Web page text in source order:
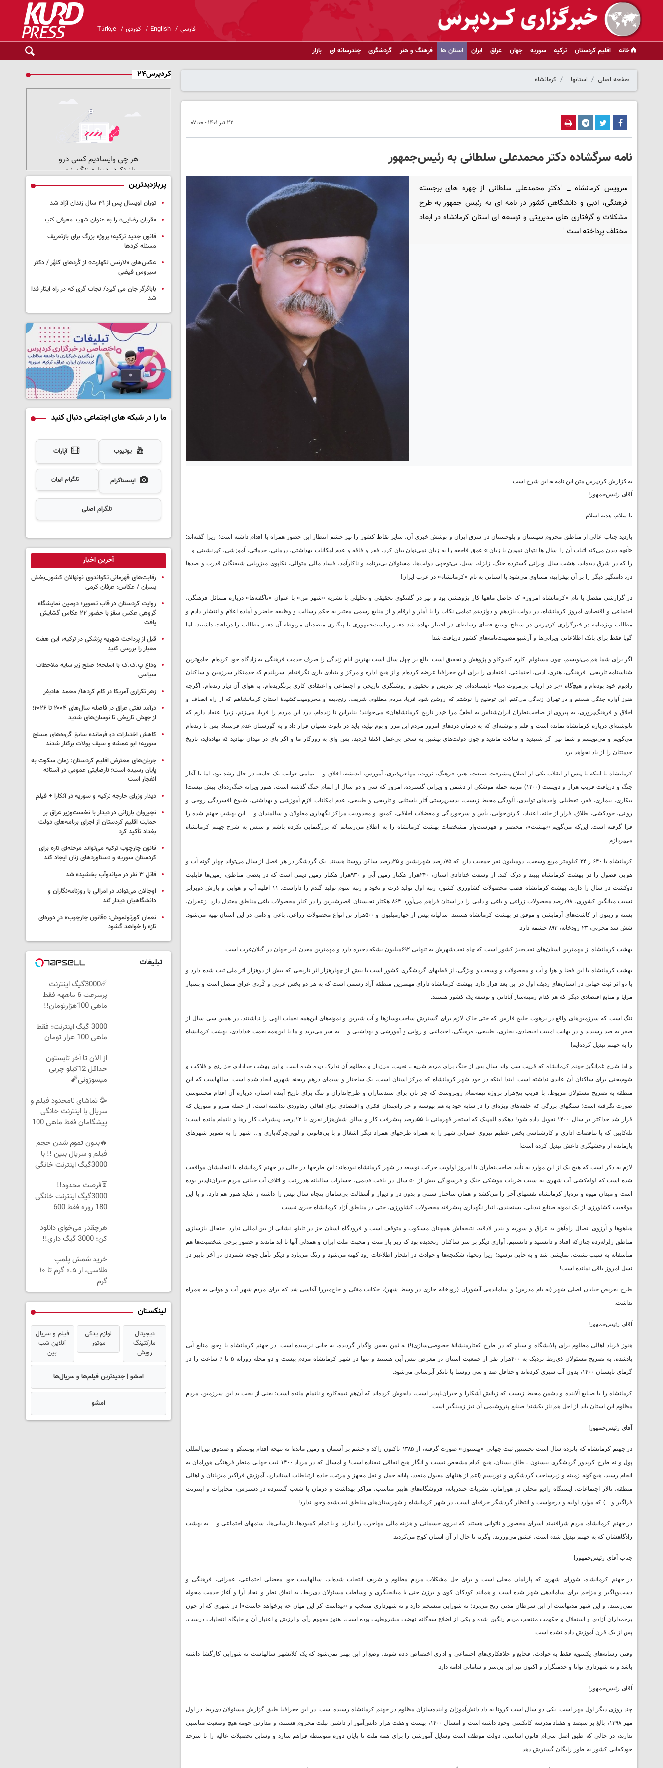
فارسی English کوردی Türkçe
خانه اقلیم کردستان ترکیه سوریه جهان عراق ایران استان ها فرهنگ و هنر گردشگری چندرسانه ای بازار
صفحه اصلی استانها کرمانشاه
۲۲ تیر ۱۴۰۱ - ۰۷:۰۰
نامه سرگشاده دکتر محمدعلی سلطانی به رئیس‌جمهور
سرویس کرمانشاه _ "دکتر محمدعلی سلطانی از چهره های برجسته
فرهنگی، ادبی و دانشگاهی کشور در نامه ای به رئیس جمهور به طرح
مشکلات و گرفتاری های مدیریتی و توسعه ای استان کرمانشاه در ابعاد
مختلف پرداخته است "
به گزارش کردپرس متن این نامه به این شرح است:
آقای رئیس‌جمهور!
با سلام، هدیه اسلام
بازدید جناب عالی از مناطق محروم سیستان و بلوچستان در شرق ایران و پوشش خبری آن، سایر نقاط کشور را نیز چشم انتظار این حضور همراه با اقدام داشته است؛ زیرا گفته‌اند:
«آنچه دیدن می‌کند اثبات آن را سال ها نتوان نمودن با زبان.» عمق فاجعه را به زبان نمی‌توان بیان کرد، فقر و فاقه و عدم امکانات بهداشتی، درمانی، خدماتی، آموزشی، کپرنشینی و…
را که در شرق دیده‌اید، هشت سال ویرانی گسترده جنگ، زلزله، سیل، بی‌توجهی دولت‌ها، مسئولان بی‌برنامه و ناکارآمد، فساد مالی متوالی، تکاپوی میزربایی شیفتگان قدرت و صدها
درد دامنگیر دیگر را بر آن بیفزایید، مساوی می‌شود با استانی به نام «کرمانشاه» در غرب ایران!
در گزارشی مفصل با نام «کرمانشاه امروز» که حاصل ماهها کار پژوهشی بود و نیز در گفتگوی تحقیقی و تحلیلی با نشریه «شهر من» با عنوان «ناگفته‌ها» درباره مسائل فرهنگی،
اجتماعی و اقتصادی امروز کرمانشاه، در دولت یازدهم و دوازدهم تمامی نکات را با آمار و ارقام و از منابع رسمی معتبر به حکم رسالت و وظیفه حاضر و آماده اعلام و انتشار دادم و
مطالب ویژه‌نامه در خبرگزاری کردپرس در سطح وسیع فضای رسانه‌ای در اختیار نهاده شد. دفتر ریاست‌جمهوری با پیگیری متصدیان مربوطه آن دفتر مطالب را دریافت داشتند، اما
گویا فقط برای بانک اطلاعاتی ویرانی‌ها و آرشیو مصیبت‌نامه‌های کشور دریافت شد!
اگر برای شما هم می‌نویسم، چون مسئولم. کارم کندوکاو و پژوهش و تحقیق است. بالغ بر چهل سال است بهترین ایام زندگی را صرف خدمت فرهنگی به زادگاه خود کرده‌ام. جامع‌ترین
شناسنامه تاریخی، فرهنگی، هنری، ادبی، اجتماعی، اعتقادی را برای این جغرافیا عرضه کرده‌ام و از هیچ اداره و مرکز و بنیادی یاری نگرفته‌ام. سربلندم که خدمتکار سرزمین و ساکنان
زادبوم خود بوده‌ام و هیچ‌گاه «بر در ارباب بی‌مروت دنیا» نایستاده‌ام. جز تدریس و تحقیق و روشنگری تاریخی و اجتماعی و اعتقادی کاری برنگزیده‌ام، به هوای آن دیار زنده‌ام، اگرچه
هنوز آواره جنگی هستم و در تهران زندگی می‌کنم. این توضیح را نوشتم که روشن شود فریاد مردم مظلوم، شریف، رنج‌دیده و محرومیت‌کشیدۀ استان کرمانشاهم که از راه انصاف و
اخلاق و فرهنگ‌پروری، به پیروی از صاحب‌نظران ایران‌شناس به لطفْ مرا «پدر تاریخ کرمانشاهان» می‌خوانند؛ بنابراین تا زنده‌ام، درد این مردم را فریاد می‌زنم، زیرا اعتقاد دارم که
نانوشته‌ای درباره کرمانشاه نمانده است و قلم و نوشته‌ای که به درمان دردهای امروز مردم این مرز و بوم نیاید، باید در تابوت نسیان قرار داد و به گورستان عدم فرستاد. پس تا زنده‌ام
می‌گویم و می‌نویسم و شما نیز اگر شنیدید و ساکت ماندید و چون دولت‌های پیشین به سخن بی‌عمل اکتفا کردید، پس وای به روزگار ما و اگر پای در میدان نهادید که نهاده‌اید، تاریخ
خدمتتان را از یاد نخواهد برد.
کرمانشاه با اینکه تا پیش از انقلاب یکی از اضلاع پیشرفت صنعت، هنر، فرهنگ، ثروت، مهاجرپذیری، آموزش، اندیشه، اخلاق و… تمامی جوانب یک جامعه در حال رشد بود، اما با آغاز
جنگ و دریافت قریب هزار و دویست (۱۲۰۰) مرتبه حمله موشکی از دشمن و ویرانی گسترده، امروز که سی و دو سال از اتمام جنگ گذشته است، هنوز ویرانه جنگ‌زده‌ای بیش نیست!
بیکاری، بیماری، فقر، تعطیلی واحدهای تولیدی، آلودگی محیط زیست، بدسرپرستی آثار باستانی و تاریخی و طبیعی، عدم امکانات لازم آموزشی و بهداشتی، شیوع افسردگی روحی و
روانی، خودکشی، طلاق، فرار از خانه، اعتیاد، کارتن‌خوابی، یأس و سرخوردگی و معضلات اخلاقی، کمبود و محدودیت مراکز نگهداری معلولان و سالمندان و… این بهشتِ جهنم شده را
فرا گرفته است. این‌که می‌گویم «بهشت»، مختصر و فهرست‌وار مشخصات بهشت کرمانشاه را به اطلاع می‌رسانم که بزرگنمایی نکرده باشم و سپس به شرح جهنم کرمانشاه
می‌پردازم.
کرمانشاه با ۶۴۰ ر ۲۴ کیلومتر مربع وسعت، دومیلیون نفر جمعیت دارد که ۷۵درصد شهرنشین و ۲۵درصد ساکن روستا هستند. یک گردشگر در هر فصل از سال می‌تواند چهار گونه آب و
هوایی فصول را در بهشت کرمانشاه ببیند و درک کند. از وسعت خدادادی استان، ۲۴۰هزار هکتار زمین آبی و ۹۳۰هزار هکتار زمین دیمی است که در بعضی مناطق، زمین‌ها قابلیت
دوکشت در سال را دارند. بهشت کرمانشاه قطب محصولات کشاورزی کشور، رتبه اول تولید ذرت و نخود و رتبه سوم تولید گندم را داراست. ۱۱ اقلیم آب و هوایی و بارش دوبرابر
نسبت میانگین کشوری، ۹۸درصد محصولات زراعی و باغی و دامی را در استان فراهم می‌آورد. ۸۶۴ هکتار نخلستان قصرشیرین را در کنار محصولات باغی مناطق معتدل دارد. زعفران،
پسته و زیتون از کاشت‌های آزمایشی و موفق در بهشت کرمانشاه هستند. سالیانه بیش از چهارمیلیون و ۵۰۰هزار تن انواع محصولات زراعی، باغی و دامی در این استان تهیه می‌شود.
شش سد مخزنی، ۲۳ رودخانه، ۸۹۳ چشمه دارد.
بهشت کرمانشاه از مهمترین استان‌های نفت‌خیز کشور است که چاه نفت‌شهرش به تنهایی ۶۹۲میلیون بشکه ذخیره دارد و مهمترین معدن قیر جهان در گیلان‌غرب است.
بهشت کرمانشاه با این فضا و هوا و آب و محصولات و وسعت و ویژگی، از قطبهای گردشگری کشور است با بیش از چهارهزار اثر تاریخی که بیش از دوهزار اثر ملی ثبت شده دارد و
با دو اثر ثبت جهانی در استان‌های ردیف اول در این بعد قرار دارد. بهشت کرمانشاه دارای مهمترین منطقه آزاد رسمی است که به هر دو بخش عربی و کُردی عراق متصل است و بسیار
مزایا و منابع اقتصادی دیگر که هر کدام زمینه‌ساز آبادانی و توسعه یک کشور هستند.
ننگ است که سرزمین‌های واقع در برهوت خلیج فارس که حتی خاک لازم برای گسترش ساخت‌وسازها و آب شیرین و نمونه‌های این‌همه نعمات الهی را نداشتند، در همین سی سال از
صفر به صد رسیدند و در نهایت امنیت اقتصادی، تجاری، طبیعی، فرهنگی، اجتماعی و روانی و آموزشی و بهداشتی و… به سر می‌برند و ما با این‌همه نعمت خدادادی، بهشت کرمانشاه
را به جهنم تبدیل کرده‌ایم!
و اما شرح غم‌انگیز جهنم کرمانشاه که قریب سی و‌اند سال پس از جنگ برای مردم شریف، نجیب، مرزدار و مظلوم آن تدارک دیده شده است و این بهشت خدادادی جز رنج و فلاکت و
شوم‌بختی برای ساکنان آن عایدی نداشته است. ابتدا اینکه در خود شهر کرمانشاه که مرکز استان است، یک ساختار و سیمای درهم ریخته شهری ایجاد شده است: سالهاست که این
منطقه به تصریح مسئولان مربوط، با قریب پنج‌هزار پروژه نیمه‌تمام روبروست که جز نان برای سندسازان و طرح‌اندازان و ننگ برای تاریخ آینده استان، درباره آن اقدام محسوسی
صورت نگرفته است؛ سنگهای بزرگی که حلقه‌های ویژه‌ای را در سایه خود به هم پیوسته و جز راه‌بندان فکری و اقتصادی برای اهالی رهاوردی نداشته است، از جمله مترو و منوریل که
قرار شد حداکثر در سال ۱۴۰۰ تحویل داده شود! دهکده المپیک که استخر قهرمانی با ۵۵درصد پیشرفت کار و سالن شش‌هزار نفری با ۱۲درصد پیشرفت کار رها و ناتمام مانده است؛
تله‌کابین که با تناقضات اداری و کارشناسی بخش عظیم نیروی عمرانی شهر را به همراه طرحهای همزاد دیگر اشغال و با بی‌قانونی و لویی‌جرگه‌بازی و… شهر را به تصویر شهرهای
بازمانده از وحشیگری داعش تبدیل کرده است!
لازم به ذکر است که هیچ یک از این موارد به تأیید صاحب‌نظران تا امروز اولویت حرکت توسعه در شهر کرمانشاه نبوده‌اند؛ این طرحها در حالی در جهنم کرمانشاه با انجامشان موافقت
شده است که لوله‌کشی آب شهری به سبب ضربات موشکی جنگ و فرسودگی بیش از ۵۰ سال در بافت قدیمی، خسارات سالیانه هدررفت و اتلاف آب حیاتی مردم جبران‌ناپذیر بوده
است و میدان میوه و تره‌بار کرمانشاه نفسهای آخر را می‌کشد و همان ساختار سنتی و بدون در و دیوار و آسفالت بی‌سامان پنجاه سال پیش را داشته و شاید هنوز هم دارد، و با این
موقعیت کشاورزی از یک نمونه صنایع تبدیلی، بسته‌بندی، انبار نگهداری پیشرفته محصولات کشاورزی، حتی در مناطق آزاد کرمانشاه خبری نیست.
هیاهوها و آرزوی اتصال راه‌آهن به عراق و سوریه و بندر لاذقیه، نتیجه‌اش همچنان مسکوت و متوقف است و فرودگاه استان جز در تابلو، نشانی از بین‌المللی ندارد. جنجال بازسازی
مناطق زلزله‌زده چنان‌که افتاد و دانستید و دانستیم، آواری دیگر بر سر ساکنان رنجدیده بود که زیر بار منت و محبت ملت ایران و همدلی آنها تا ابد ماندند و حضور برخی شخصیت‌ها هم
متأسفانه به سبب تشتت، نمایشی شد و به جایی نرسید؛ زیرا رنجها، شکنجه‌ها و حوادث در انفجار اطلاعات زود کهنه می‌شود و رنگ می‌بازد و دیگر تأمل جوجه شمردن در آخر پاییز در
نسل امروز باقی نمانده است!
طرح تعریض خیابان اصلی شهر (به نام مدرس) و ساماندهی آبشوران (رودخانه جاری در وسط شهر)، حکایت مقنّی و حاج‌میرزا آغاسی شد که برای مردم شهر آب و هوایی به همراه
نداشت.
آقای رئیس‌جمهور!
هنوز فریاد اهالی مظلوم برای پالایشگاه و سیلو که در طرح کفتارمنشانۀ خصوصی‌سازی(!) به ثمن بخس واگذار گردیده، به جایی نرسیده است. در جهنم کرمانشاه با وجود منابع آبی
یادشده، به تصریح مسئولان ذی‌ربط نزدیک به ۴۰۰هزار نفر از جمعیت استان در معرض تنش آبی هستند و تنها در شهر کرمانشاه مردم بیست و دو محله روزانه ۵ تا ۶ ساعت را در
گرمای تابستان ۱۴۰۰، بدون آب سپری کرده‌اند و حداقل صد و سی روستا با تانکر آبرسانی می‌شود.
کرمانشاه را با صنایع آلاینده و دشمن محیط زیست که زیانش آشکارا و جبران‌ناپذیر است، دلخوش کرده‌اند که آن‌هم نیمه‌کاره و ناتمام مانده است؛ یعنی از بخت بد این سرزمین، مردم
مظلوم این استان باید از اجل هم ناز بکشند! صنایع پتروشیمی آن نیز زمینگیر است.
آقای رئیس‌جمهور!
در جهنم کرمانشاه که پانزده سال است نخستین ثبت جهانی «بیستون» صورت گرفته، از ۱۳۸۵ تاکنون راکد و چشم بر آسمان و زمین مانده! نه نتیجه اقدام یونسکو و صندوق بین‌المللی
پول و نه طرح کریدور گردشگری بیستون ـ طاق بستان، هیچ کدام مشخص نیست و انگار هیچ اتفاقی نیفتاده است! و امسال که در مرداد ۱۴۰۰ ثبت جهانی منظر فرهنگی هورامان به
انجام رسید، هیچ‌گونه زمینه و زیرساخت گردشگری و توریسم (اعم از هتلهای مقبول متعدد، پایانه حمل و نقل مجهز و مرتب، جاده ارتباطات استاندارد، آموزش فراگیر میزبانان و اهالی
منطقه، تالار اجتماعات، ایستگاه رادیو محلی در هورامان، نشریات چندزبانه، فروشگاه‌های هایپر مناسب، مراکز بهداشت و درمان با شعب گسترده در دسترس، مخابرات و اینترنت
فراگیر و…) که موارد اولیه و درخواست و انتظار گردشگر حرفه‌ای است، در شهر کرمانشاه و شهرستان‌های مناطق ثبت‌شده وجود ندارد!
در جهنم کرمانشاه، مردم شرافتمند اسرای محصور و ناتوانی هستند که نیروی جسمانی و هزینه مالی مهاجرت را ندارند و با تمام کمبودها، نارسایی‌ها، ستمهای اجتماعی و… به بهشت
زادگاهشان که به جهنم تبدیل شده است، عشق می‌ورزند، وگرنه تا حال از آن استان کوچ می‌کردند.
جناب آقای رئیس‌جمهور!
در جهنم کرمانشاه، شورای شهری که پارلمان محلی است و برای حل مشکلات مردم مظلوم و شریف انتخاب شده‌اند، سالهاست خود معضلی اجتماعی، عمرانی، فرهنگی و
دست‌وپاگیر و مزاحم برای ساماندهی شهر شده است و همانند کودکان کوی و برزن حتی با میانجیگری و وساطت مسئولان ذی‌ربط، به اتفاق نظر و اتحاد آرا و آغاز خدمت محوله
نمی‌رسند، و این شهر مدتهاست از این سرطان مدنی رنج می‌برد؛ نه شورایی منسجم دارد و نه شهرداری منتخب و «پیداست کز این میان چه برخواهد خاست»! در شهری که از خون
پرچمداران آزادی و استقلال و حکومت منتخب مردم رنگین شده و یکی از اضلاع سه‌گانه نهضت مشروطیت بوده است، هنوز مفهوم رأی و ارزش و اعتبار آن و جایگاه انتخابات درست،
پس از یک قرن آموزش داده نشده است.
وقتی رسانه‌های یکسویه فقط به حوادث، فجایع و خلافکاری‌های اجتماعی و اداری اختصاص داده شوند، وضع از این بهتر نمی‌شود که یک کلانشهر سالهاست نه شورایی کارگشا داشته
باشد و نه شهرداری توانا و خدمتگزار و اکنون نیز این بی‌سر و سامانی ادامه دارد.
آقای رئیس‌جمهور!
چند روزی دیگر اول مهر است. یکی دو سال است کرونا به داد دانش‌آموزان و آینده‌سازان مظلوم در جهنم کرمانشاه رسیده است. در این جغرافیا طبق گزارش مسئولان ذی‌ربط در اول
مهر ۱۳۹۸، بالغ بر سیصد و هفتاد مدرسه کانکسی وجود داشته است و امسال ۱۴۰۰، بیست و هفت هزار دانش‌آموز از داشتن تبلت محروم هستند، و مدارس حومه هیچ وضعیت مناسبی
ندارند، در حالی که طبق اصل سی‌ام قانون اساسی، دولت موظف است وسایل آموزشی را برای همه ملت تا پایان دوره متوسطه فراهم سازد و وسایل تحصیلات عالیه را تا سرحد
خودکفایی کشور به ‌طور رایگان گسترش دهد.
کردپرس۲۴
پربازدیدترین
توران اویسال پس از ۳۱ سال زندان آزاد شد
«قربان رضایی» را به عنوان شهید معرفی کنید
قانون جدید ترکیه؛ پروژه بزرگ‌ برای بازتعریف
مسئله کردها
عکس‌های «لارنس لکهارت» از کُردهای کلهُر / دکتر
سیروس فیضی
باباگرگر جان می گیرد/ نجات گری که در راه ایثار فدا
شد
ما را در شبکه های اجتماعی دنبال کنید
یوتیوب آپارات
اینستاگرام تلگرام ایران
تلگرام اصلی
آخرین اخبار
رقابت‌های قهرمانی تکواندوی نونهالان کشور_بخش
پسران / عکاس: عرفان کرمی
روایت کردستان در قاب تصویر؛ دومین نمایشگاه
گروهی عکس سقز با حضور ۲۲ عکاس گشایش
یافت
قبل از پرداخت شهریه پزشکی در ترکیه، این هفت
معیار را بررسی کنید
وداع پ.ک.ک با اسلحه؛ صلح زیر سایه ملاحظات
سیاسی
زهر تکراری آمریکا در کام کردها/ محمد هادیفر
درآمد نفتی عراق در فاصله سال‌های ۲۰۰۴ تا ۲۰۲۶؛
از جهش تاریخی تا نوسان‌های شدید
کاهش اختیارات دو فرمانده سابق گروه‌های مسلح
سوریه؛ ابو عمشه و سیف پولات برکنار شدند
جریان‌های معترض اقلیم کردستان: زمان سکوت به
پایان رسیده است؛ نارضایتی عمومی در آستانه
انفجار است
دیدار وزرای خارجه ترکیه و سوریه در آنکارا + فیلم
نچیروان بارزانی در دیدار با نخست‌وزیر عراق بر
حمایت اقلیم کردستان از اجرای برنامه‌های دولت
بغداد تأکید کرد
قانون چارچوب ترکیه می‌تواند مرحله‌ای تازه برای
کردستان سوریه و دستاوردهای زنان ایجاد کند
قاتل ٣ نفر در میاندوآب بخشیده شد
اوجالان می‌تواند در امرالی با روزنامه‌نگاران و
دانشگاهیان دیدار کند
نعمان کورتولموش: «قانون چارچوب» درِ دوره‌ای
تازه را خواهد گشود
تبلیغات
☄️3000گیگ اینترنت
پرسرعت 6 ماههه فقط
ماهی 100هزارتومان!!
3000 گیگ اینترنت؛ فقط
ماهی 100 هزار تومان
از الان تا آخر تابستون
حداقل 12کیلو چربی
میسوزونی🧨
🥳 تماشای نامحدود فیلم و
سریال با اینترنت خانگی
پیشگامان فقط ماهی 100
🔥بدون تموم شدن حجم
فیلم و سریال ببین !! با
3000گیگ اینترنت خانگی
⏳فرصت محدود!!
3000گیگ اینترنت خانگی
180 روزه فقط 600
هرچقدر می‌خوای دانلود
کن؛ 3000 گیگ داری!!
خرید شمش پلمپ
طلاسی، از ۰.۵ گرم تا ۱۰
گرم
لینکستان
دیجیتال
مارکتینگ
رویش
لوازم یدکی
موتور
فیلم و سریال
آنلاین شب
بین
امشو | جدیدترین فیلم‌ها و سریال‌ها
امشو